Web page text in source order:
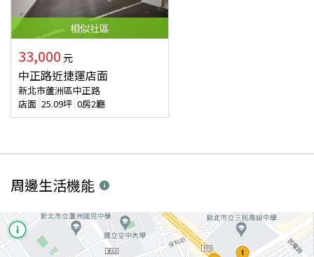
相似社區
33,000 元
中正路近捷運店面
新北市蘆洲區中正路
店面 25.09坪 0房2廳
周邊生活機能